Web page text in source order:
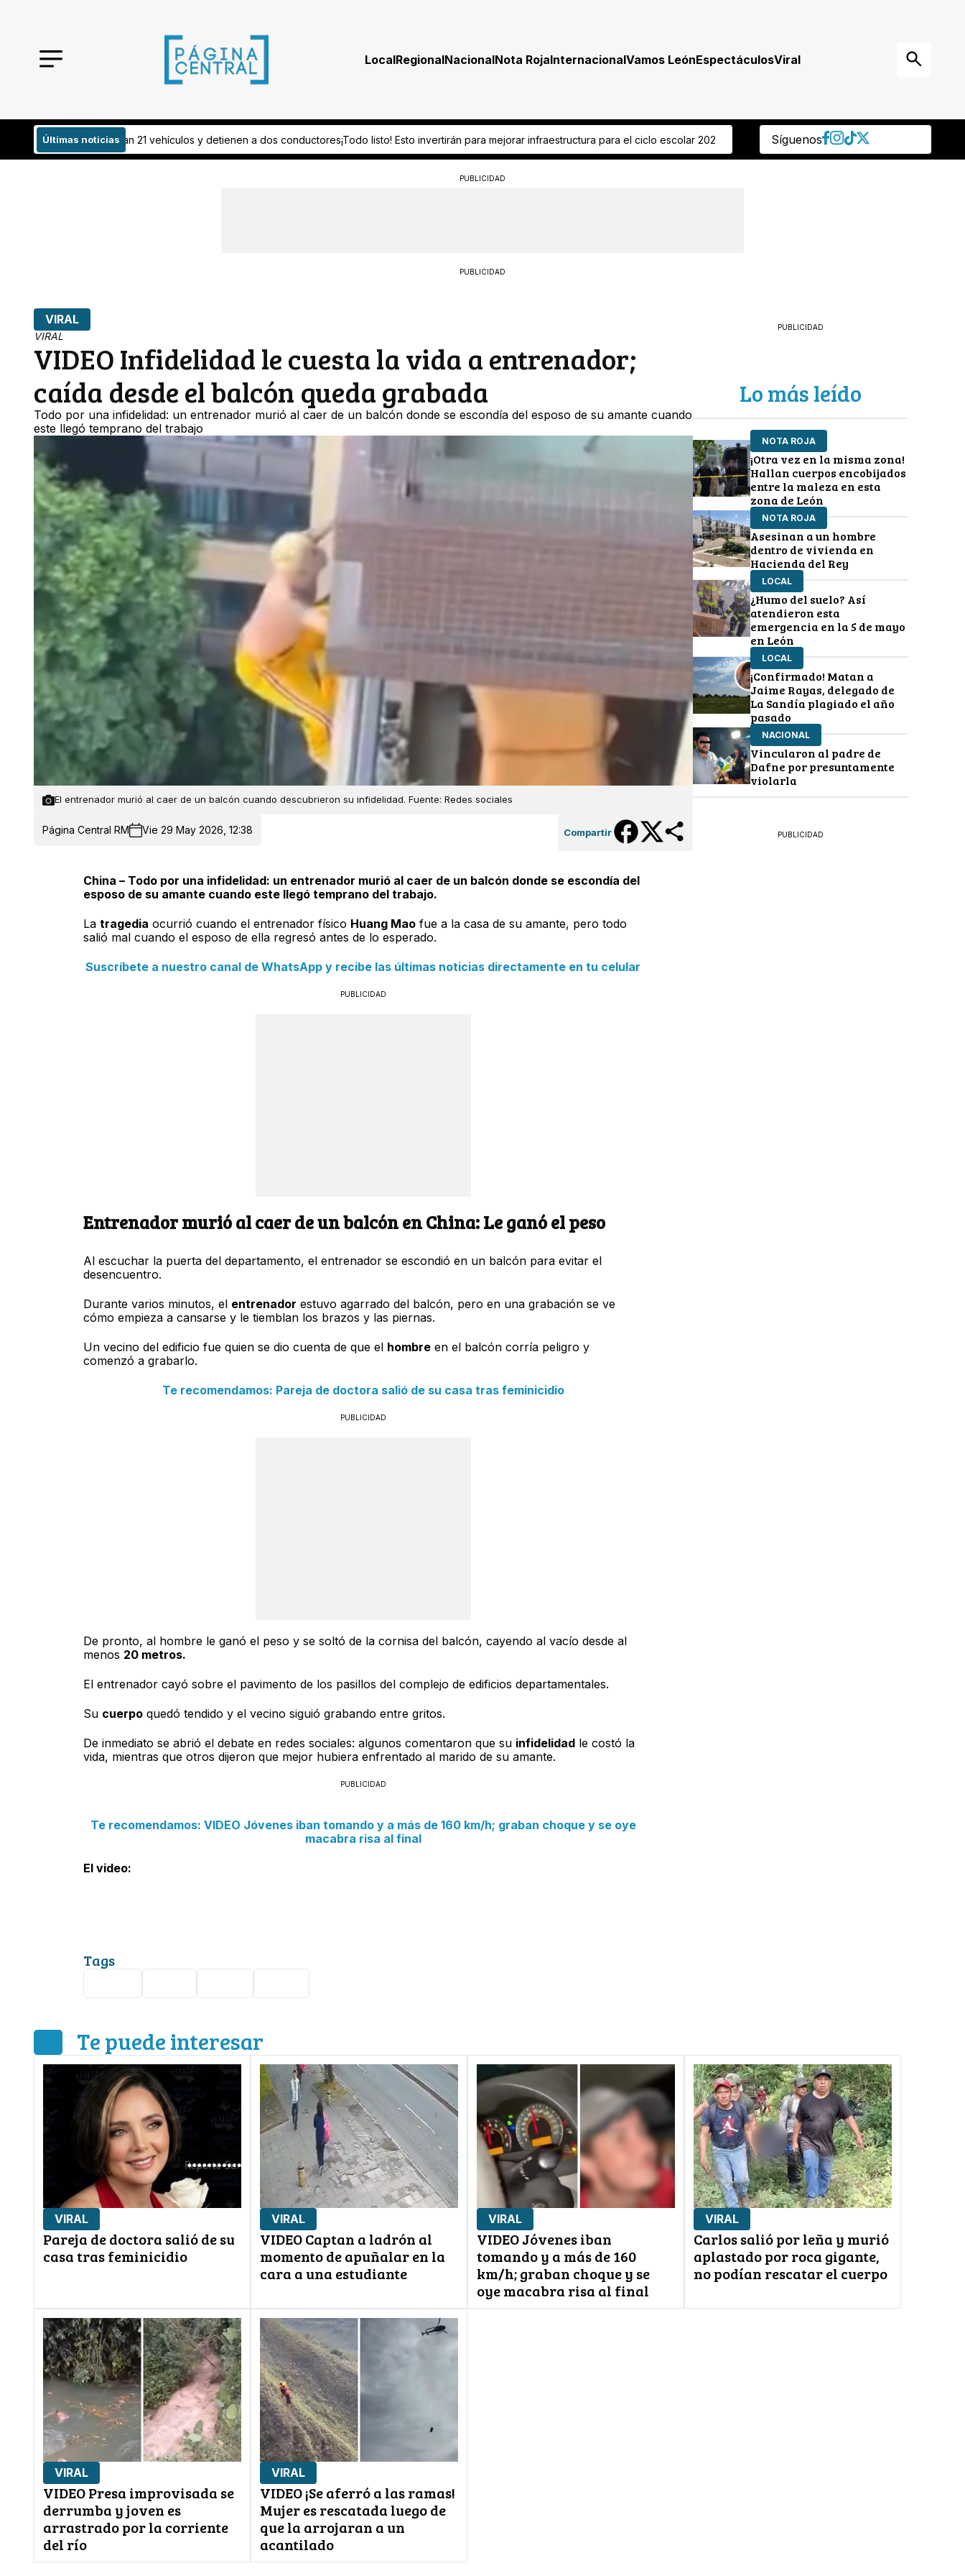
LocalRegionalNacionalNota RojaInternacionalVamos LeónEspectáculosViral
Últimas noticias
vehículos y detienen a dos conductores ¡Todo listo! Esto invertirán para mejorar infraestructura para el ciclo escolar 2026-2027“Es omisión grave” Regidora panista reprocha que ocultaran muerte de
Síguenos
PUBLICIDAD
PUBLICIDAD
VIRAL
VIRAL
VIDEO Infidelidad le cuesta la vida a entrenador;
caída desde el balcón queda grabada
Todo por una infidelidad: un entrenador murió al caer de un balcón donde se escondía del esposo de su amante cuando
este llegó temprano del trabajo
El entrenador murió al caer de un balcón cuando descubrieron su infidelidad. Fuente: Redes sociales
Página Central RM Vie 29 May 2026, 12:38 Compartir
China – Todo por una infidelidad: un entrenador murió al caer de un balcón donde se escondía del
esposo de su amante cuando este llegó temprano del trabajo.
La tragedia ocurrió cuando el entrenador físico Huang Maofue a la casa de su amante, pero todo
salió mal cuando el esposo de ella regresó antes de lo esperado.
Suscríbete a nuestro canal de WhatsApp y recibe las últimas noticias directamente en tu celular
PUBLICIDAD
Entrenador murió al caer de un balcón en China: Le ganó el peso
Al escuchar la puerta del departamento, el entrenador se escondió en un balcón para evitar el
desencuentro.
Durante varios minutos, el entrenador estuvo agarrado del balcón, pero en una grabación se ve
cómo empieza a cansarse y le tiemblan los brazos y las piernas.
Un vecino del edificio fue quien se dio cuenta de que el hombreen el balcón corría peligro y
comenzó a grabarlo.
Te recomendamos: Pareja de doctora salió de su casa tras feminicidio
PUBLICIDAD
De pronto, al hombre le ganó el peso y se soltó de la cornisa del balcón, cayendo al vacío desde al
menos 20 metros.
El entrenador cayó sobre el pavimento de los pasillos del complejo de edificios departamentales.
Su cuerpoquedó tendido y el vecino siguió grabando entre gritos.
De inmediato se abrió el debate en redes sociales: algunos comentaron que su infidelidadle costó la
vida, mientras que otros dijeron que mejor hubiera enfrentado al marido de su amante.
PUBLICIDAD
Te recomendamos: VIDEO Jóvenes iban tomando y a más de 160 km/h; graban choque y se oye
macabra risa al final
El video:
Tags
PUBLICIDAD
Lo más leído
NOTA ROJA
¡Otra vez en la misma zona!
Hallan cuerpos encobijados
entre la maleza en esta
zona de León
NOTA ROJA
Asesinan a un hombre
dentro de vivienda en
Hacienda del Rey
LOCAL
¿Humo del suelo? Así
atendieron esta
emergencia en la 5 de mayo
en León
LOCAL
¡Confirmado! Matan a
Jaime Rayas, delegado de
La Sandía plagiado el año
pasado
NACIONAL
Vincularon al padre de
Dafne por presuntamente
violarla
PUBLICIDAD
Te puede interesar
VIRAL
Pareja de doctora salió de su
casa tras feminicidio
VIRAL
VIDEO Captan a ladrón al
momento de apuñalar en la
cara a una estudiante
VIRAL
VIDEO Jóvenes iban
tomando y a más de 160
km/h; graban choque y se
oye macabra risa al final
VIRAL
Carlos salió por leña y murió
aplastado por roca gigante,
no podían rescatar el cuerpo
VIRAL
VIDEO Presa improvisada se
derrumba y joven es
arrastrado por la corriente
del río
VIRAL
VIDEO ¡Se aferró a las ramas!
Mujer es rescatada luego de
que la arrojaran a un
acantilado